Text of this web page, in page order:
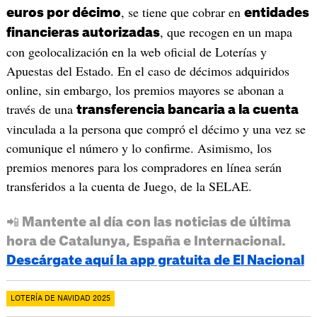
euros por décimo, se tiene que cobrar en entidades
financieras autorizadas, que recogen en un mapa
con geolocalización en la web oficial de Loterías y
Apuestas del Estado. En el caso de décimos adquiridos
online, sin embargo, los premios mayores se abonan a
través de una transferencia bancaria a la cuenta
vinculada a la persona que compró el décimo y una vez se
comunique el número y lo confirme. Asimismo, los
premios menores para los compradores en línea serán
transferidos a la cuenta de Juego, de la SELAE.
📲 Mantente al día con las noticias de última
hora de Catalunya, España e Internacional.
Descárgate aquí la app gratuita de El Nacional
LOTERÍA DE NAVIDAD 2025